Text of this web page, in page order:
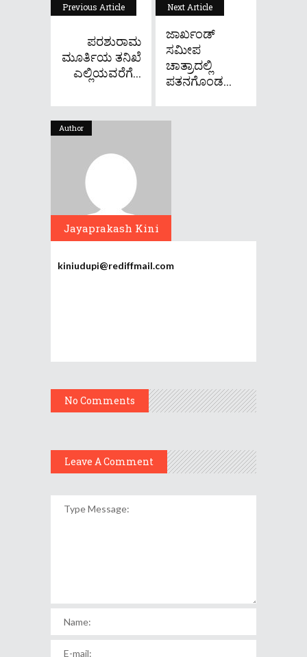
Previous Article
ಪರಶುರಾಮ
ಮೂರ್ತಿಯ ತನಿಖೆ
ಎಲ್ಲಿಯವರೆಗೆ...
Next Article
ಜಾರ್ಖಂಡ್‌
ಸಮೀಪ
ಚಾತ್ರಾದಲ್ಲಿ
ಪತನಗೊಂಡ...
Author
Jayaprakash Kini
kiniudupi@rediffmail.com
No Comments
Leave A Comment